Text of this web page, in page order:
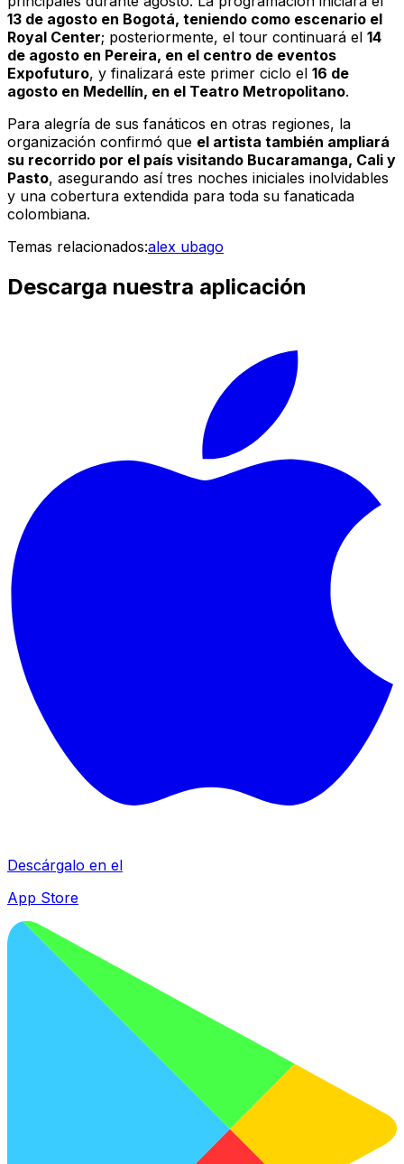
13 de agosto en Bogotá, teniendo como escenario el
Royal Center; posteriormente, el tour continuará el 14
de agosto en Pereira, en el centro de eventos
Expofuturo, y finalizará este primer ciclo el 16 de
agosto en Medellín, en el Teatro Metropolitano.
Para alegría de sus fanáticos en otras regiones, la
organización confirmó que el artista también ampliará
su recorrido por el país visitando Bucaramanga, Cali y
Pasto, asegurando así tres noches iniciales inolvidables
y una cobertura extendida para toda su fanaticada
colombiana.
Temas relacionados:alex ubago
Descarga nuestra aplicación
Descárgalo en el
App Store